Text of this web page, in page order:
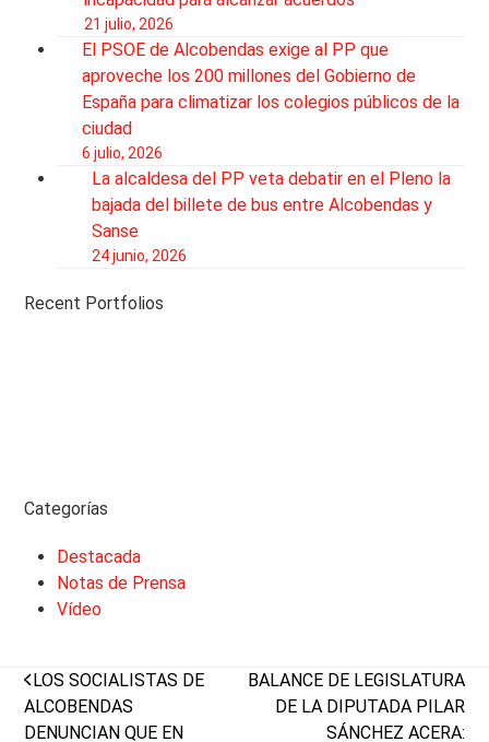
21 julio, 2026
El PSOE de Alcobendas exige al PP que
aproveche los 200 millones del Gobierno de
España para climatizar los colegios públicos de la
ciudad
6 julio, 2026
La alcaldesa del PP veta debatir en el Pleno la
bajada del billete de bus entre Alcobendas y
Sanse
24 junio, 2026
Recent Portfolios
Categorías
Destacada
Notas de Prensa
Vídeo
previous
post:
LOS SOCIALISTAS DE
ALCOBENDAS
DENUNCIAN QUE EN
next
post:
BALANCE DE LEGISLATURA
DE LA DIPUTADA PILAR
SÁNCHEZ ACERA: